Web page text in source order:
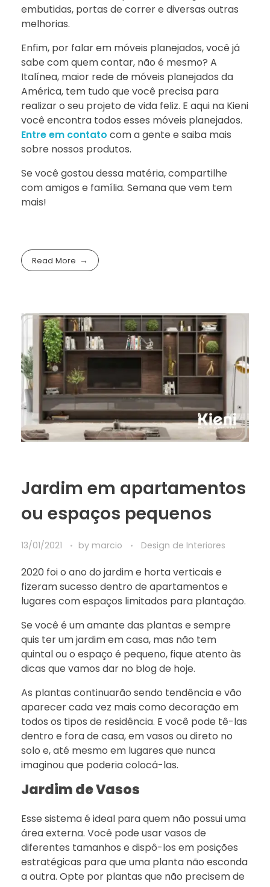
embutidas, portas de correr e diversas outras
melhorias.
Enfim, por falar em móveis planejados, você já
sabe com quem contar, não é mesmo? A
Italínea, maior rede de móveis planejados da
América, tem tudo que você precisa para
realizar o seu projeto de vida feliz. E aqui na Kieni
você encontra todos esses móveis planejados.
Entre em contato com a gente e saiba mais
sobre nossos produtos.
Se você gostou dessa matéria, compartilhe
com amigos e família. Semana que vem tem
mais!
Read More
Jardim em apartamentos
ou espaços pequenos
13/01/2021 by marcio Design de Interiores
2020 foi o ano do jardim e horta verticais e
fizeram sucesso dentro de apartamentos e
lugares com espaços limitados para plantação.
Se você é um amante das plantas e sempre
quis ter um jardim em casa, mas não tem
quintal ou o espaço é pequeno, fique atento às
dicas que vamos dar no blog de hoje.
As plantas continuarão sendo tendência e vão
aparecer cada vez mais como decoração em
todos os tipos de residência. E você pode tê-las
dentro e fora de casa, em vasos ou direto no
solo e, até mesmo em lugares que nunca
imaginou que poderia colocá-las.
Jardim de Vasos
Esse sistema é ideal para quem não possui uma
área externa. Você pode usar vasos de
diferentes tamanhos e dispô-los em posições
estratégicas para que uma planta não esconda
a outra. Opte por plantas que não precisem de